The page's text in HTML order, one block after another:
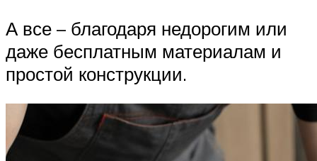
А все – благодаря недорогим или
даже бесплатным материалам и
простой конструкции.